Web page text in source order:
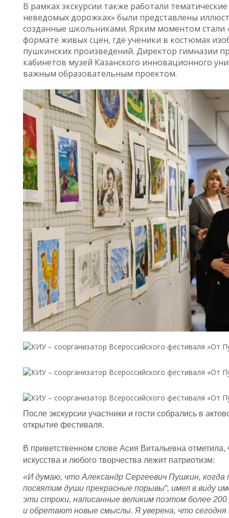
В рамках экскурсии также работали
неведомых дорожках» были представлены
созданные школьниками. Ярким моментом стали
формате живых сцен, где ученики в костюмах
пушкинских произведений. Директор гимназии
кабинетов музей Казанского инновационного
важным образовательным проектом.
После экскурсии участники и гости собрались в
открытие фестиваля.
В приветственном слове Асия Витальевна отметила,
искусства и любого творчества лежит патриотизм:
«И думаю, что Александр Сергеевич Пушкин, когда
посвятим души прекрасные порывы“, имел в виду
эти строки, написанные великим поэтом более
и обретают новые смыслы. Я уверена, что сегодня